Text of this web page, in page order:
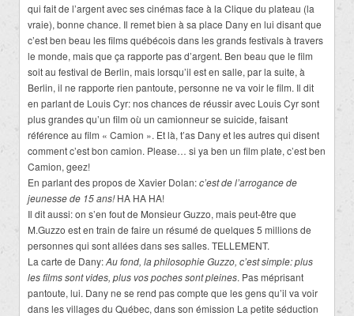
qui fait de l’argent avec ses cinémas face à la Clique du plateau (la
vraie), bonne chance. Il remet bien à sa place Dany en lui disant que
c’est ben beau les films québécois dans les grands festivals à travers
le monde, mais que ça rapporte pas d’argent. Ben beau que le film
soit au festival de Berlin, mais lorsqu’il est en salle, par la suite, à
Berlin, il ne rapporte rien pantoute, personne ne va voir le film. Il dit
en parlant de Louis Cyr: nos chances de réussir avec Louis Cyr sont
plus grandes qu’un film où un camionneur se suicide, faisant
référence au film « Camion ». Et là, t’as Dany et les autres qui disent
comment c’est bon camion. Please… si ya ben un film plate, c’est ben
Camion, geez!
En parlant des propos de Xavier Dolan:c’est de l’arrogance de
jeunesse de 15 ans!HA HA HA!
Il dit aussi: on s’en fout de Monsieur Guzzo, mais peut-être que
M.Guzzo est en train de faire un résumé de quelques 5 millions de
personnes qui sont allées dans ses salles. TELLEMENT.
La carte de Dany:Au fond, la philosophie Guzzo, c’est simple: plus
les films sont vides, plus vos poches sont pleines. Pas méprisant
pantoute, lui. Dany ne se rend pas compte que les gens qu’il va voir
dans les villages du Québec, dans son émission La petite séduction